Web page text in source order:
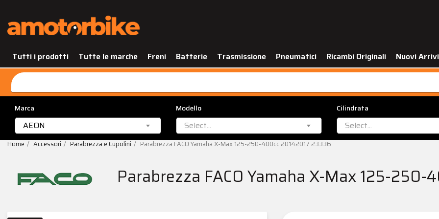
Tutti i prodotti Tutte le marche Freni Batterie Trasmissione Pneumatici Ricambi Originali Nuovi Arrivi
Marca
AEON
Modello
Select...
Cilindrata
Select...
Home Accessori Parabrezza e Cupolini Parabrezza FACO Yamaha X-Max 125-250-400cc 20142017 23336
Parabrezza FACO Yamaha X-Max 125-